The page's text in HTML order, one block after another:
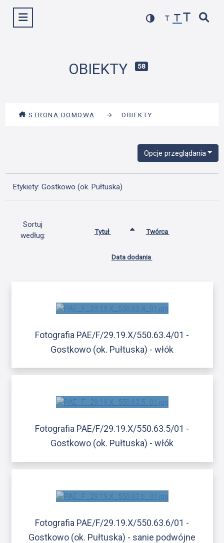
Wyświetl menu
OBIEKTY 58
STRONA DOMOWA → OBIEKTY
Opcje przeglądania
Etykiety: Gostkowo (ok. Pułtuska)
Sortuj
według:
Tytuł Twórca
Data dodania
Fotografia PAE/F/29.19.X/550.63.4/01 -
Gostkowo (ok. Pułtuska) - włók
Fotografia PAE/F/29.19.X/550.63.5/01 -
Gostkowo (ok. Pułtuska) - włók
Fotografia PAE/F/29.19.X/550.63.6/01 -
Gostkowo (ok. Pułtuska) - sanie podwójne